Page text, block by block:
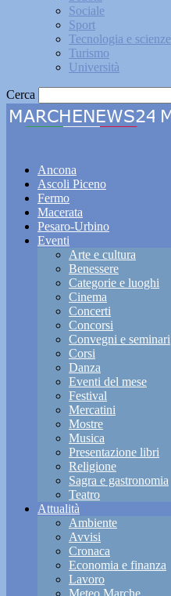
Sociale
Sport
Tecnologia e scienze
Turismo
Università
Cerca
Ancona
Ascoli Piceno
Fermo
Macerata
Pesaro-Urbino
Eventi
Arte e cultura
Benessere
Categorie e luoghi
Cinema
Concerti
Concorsi
Convegni e seminari
Corsi
Danza
Eventi del mese
Festival
Mercatini
Mostre
Musica
Presentazione libri
Religione
Sagra e gastronomia
Teatro
Attualità
Ambiente
Avvisi
Cronaca
Economia e finanza
Lavoro
Meteo Marche